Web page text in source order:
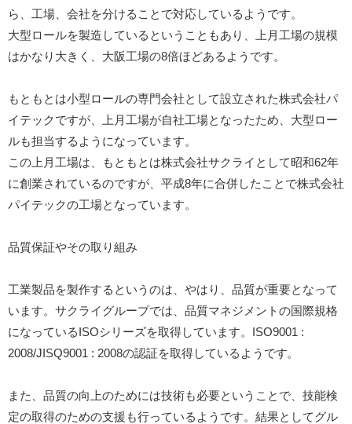
ら、工場、会社を分けることで対応しているようです。
大型ロールを製造しているということもあり、上月工場の規模
はかなり大きく、大阪工場の8倍ほどあるようです。
もともとは小型ロールの専門会社として設立された株式会社パ
イテックですが、上月工場が自社工場となったため、大型ロー
ルも担当するようになっています。
この上月工場は、もともとは株式会社サクライとして昭和62年
に創業されているのですが、平成8年に合併したことで株式会社
パイテックの工場となっています。
品質保証やその取り組み
工業製品を製作するというのは、やはり、品質が重要となって
います。サクライグループでは、品質マネジメントの国際規格
になっているISOシリーズを取得しています。ISO9001 :
2008/JISQ9001 : 2008の認証を取得しているようです。
また、品質の向上のためには技術も必要ということで、技能検
定の取得のための支援も行っているようです。結果としてグル